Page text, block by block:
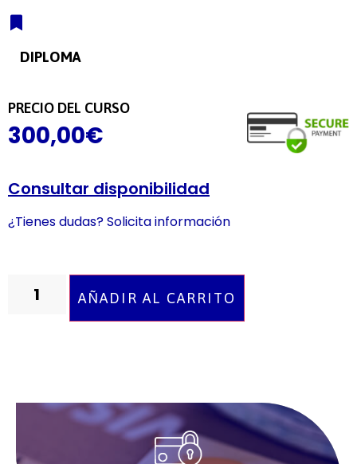
DIPLOMA
PRECIO DEL CURSO
300,00€
Consultar disponibilidad
¿Tienes dudas? Solicita información
AÑADIR AL CARRITO